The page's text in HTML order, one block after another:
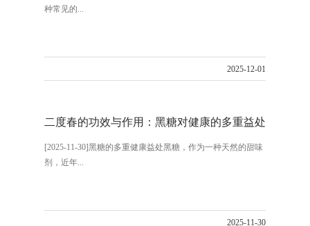
种常见的...
2025-12-01
二度春的功效与作用：黑糖对健康的多重益处
[2025-11-30]黑糖的多重健康益处黑糖，作为一种天然的甜味
剂，近年...
2025-11-30